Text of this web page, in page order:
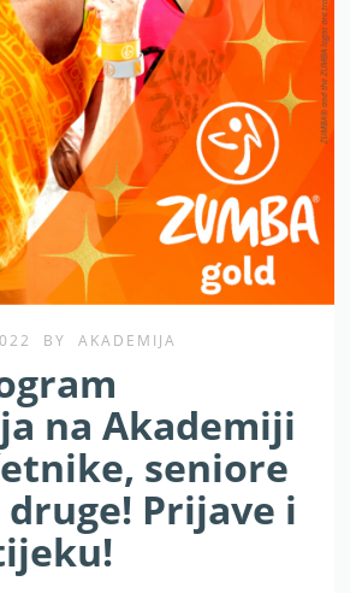
BY AKADEMIJA
na Akademiji
seniore
Prijave i